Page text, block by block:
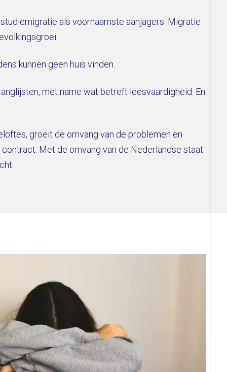
als voornaamste aanjagers. Migratie
kunnen geen huis vinden.
met name wat betreft leesvaardigheid. En
groeit de omvang van de problemen en
Met de omvang van de Nederlandse staat